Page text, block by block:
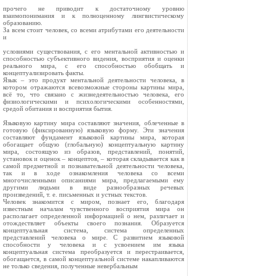
прочего не приводит к достаточному уровню
взаимопонимания и к полноценному лингвистическому
образованию.
За всем стоит человек, со всеми атрибутами его деятельности
и
условиями существования, с его ментальной активностью и
способностью субъективного видения, восприятия и оценки
реального мира, с его способностью обобщать и
концептуализировать факты.
Язык – это продукт ментальной деятельности человека, в
котором отражаются всевозможные стороны картины мира,
всё то, что связано с жизнедеятельностью человека, его
физиологическими и психологическими особенностями,
средой обитания и восприятия бытия.
Языковую картину мира составляют значения, облеченные в
готовую (фиксированную) языковую форму. Эти значения
составляют фундамент языковой картины мира, которая
обогащает общую (глобальную) концептуальную картину
мира, состоящую из образов, представлений, понятий,
установок и оценок – концептов, – которая складывается как в
самой предметной и познавательной деятельности человека,
так и в ходе ознакомления человека со всеми
многочисленными описаниями мира, предлагаемыми ему
другими людьми в виде разнообразных речевых
произведений, т. е. письменных и устных текстов.
Человек знакомится с миром, познает его, благодаря
известным началам чувственного восприятия мира он
располагает определенной информацией о нем, различает и
отождествляет объекты своего познания. Образуется
концептуальная система, система определенных
представлений человека о мире. С развитием языковой
способности у человека и с усвоением им языка
концептуальная система преобразуется и перестраивается,
обогащается, в самой концептуальной системе накапливаются
не только сведения, полученные невербальным